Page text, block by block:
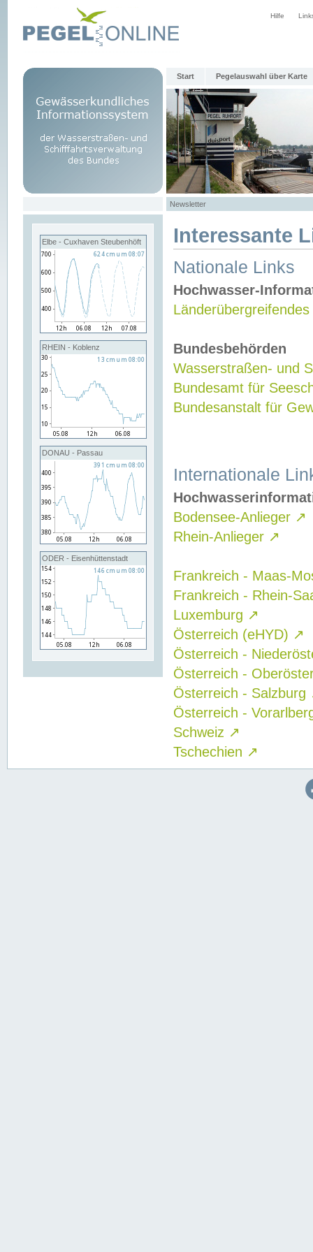
Hilfe
Start Pegelauswahl über Karte
Newsletter
Elbe - Cuxhaven Steubenhöft
RHEIN - Koblenz
DONAU - Passau
ODER - Eisenhüttenstadt
Interessante
Nationale Links
Hochwasser-
Bundesbehörden
Wasserstraßen- und
Bundesamt für
Bundesanstalt für
Internationale
Bodensee-Anlieger ↗
Rhein-Anlieger ↗
Frankreich - Maas-
Frankreich - Rhein-
Luxemburg ↗
Österreich (eHYD) ↗
Österreich -
Österreich -
Österreich - Salzburg
Österreich -
Schweiz ↗
Tschechien ↗